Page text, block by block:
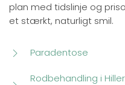
plan med tidslinje og
et stærkt, naturligt smil.
Paradentose
Rodbehandling i